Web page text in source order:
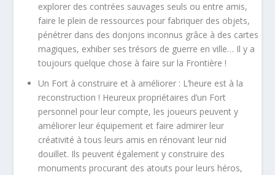
explorer des contrées sauvages seuls ou entre amis,
faire le plein de ressources pour fabriquer des objets,
pénétrer dans des donjons inconnus grâce à des cartes
magiques, exhiber ses trésors de guerre en ville… Il y a
toujours quelque chose à faire sur la Frontière !
Un Fort à construire et à améliorer : L’heure est à la
reconstruction ! Heureux propriétaires d’un Fort
personnel pour leur compte, les joueurs peuvent y
améliorer leur équipement et faire admirer leur
créativité à tous leurs amis en rénovant leur nid
douillet. Ils peuvent également y construire des
monuments procurant des atouts pour leurs héros,